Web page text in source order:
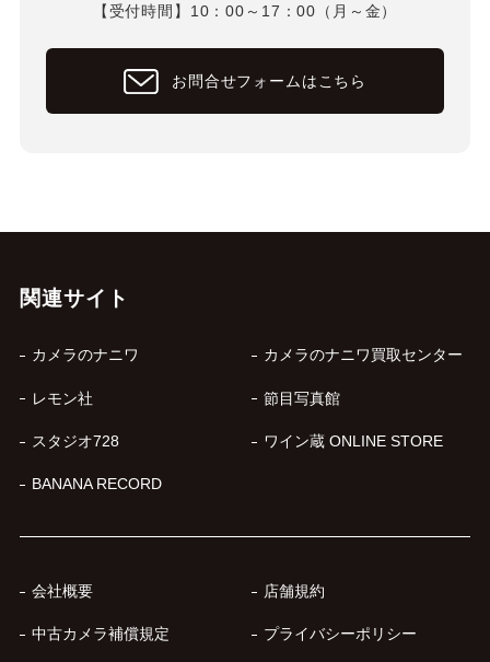
【受付時間】10：00～17：00（月～金）
お問合せフォームはこちら
関連サイト
カメラのナニワ カメラのナニワ買取センター
レモン社 節目写真館
スタジオ728 ワイン蔵 ONLINE STORE
BANANA RECORD
会社概要 店舗規約
中古カメラ補償規定 プライバシーポリシー